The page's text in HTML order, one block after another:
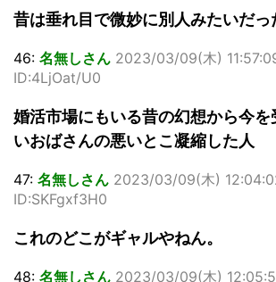
昔は垂れ目で微妙に別人みたいだっ
46: 名無しさん 2023/03/09(木)
ID:4LjOat/U0
婚活市場にもいる昔の幻想から今
いおばさんの悪いとこ凝縮した人
47: 名無しさん 2023/03/09(木)
ID:SKFgxf3H0
これのどこがギャルやねん。
48: 名無しさん 2023/03/09(木)